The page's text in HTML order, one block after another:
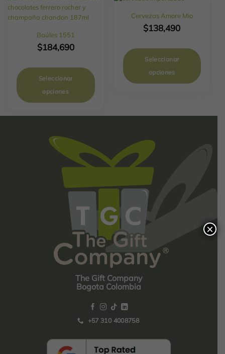
Baúles 1551
$184,690
Seleccionar
opciones
Cervezas Amore Mio
$138,490
Seleccionar
opciones
The Gift Company
Bogota Colombia
+57 310 4008758
×